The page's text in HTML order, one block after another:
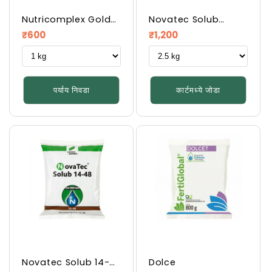
Nutricomplex Gold
6-27-00
नियमित
किंमत
₹600
पर्याय निवडा
Novatec Solub
14.8.30
नियमित
किंमत
₹1,200
कार्टमध्ये जोडा
Novatec Solub 14-
Dolce